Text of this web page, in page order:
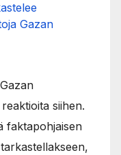
Gazan
siihen.
faktapohjaisen